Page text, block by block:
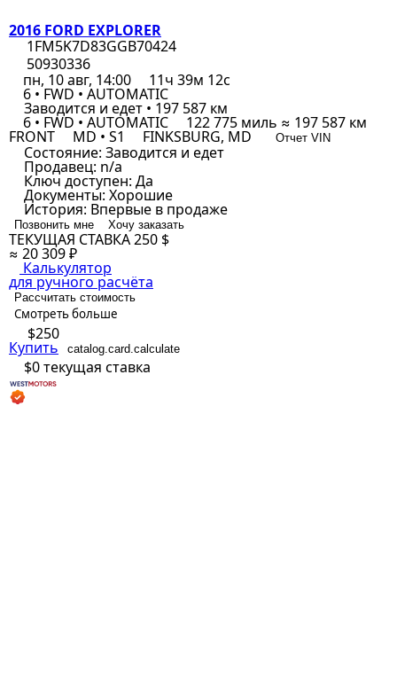
2016 FORD EXPLORER
1FM5K7D83GGB70424
50930336
пн, 10 авг, 14:00
11ч 39м 12с
6 • FWD • AUTOMATIC
Заводится и едет • 197 587 км
6 • FWD • AUTOMATIC 122 775 миль ≈ 197 587 км
FRONT MD • S1 FINKSBURG, MD Отчет VIN
Состояние: Заводится и едет
Продавец: n/a
Ключ доступен: Да
Документы: Хорошие
История: Впервые в продаже
Позвонить мне Хочу заказать
ТЕКУЩАЯ СТАВКА250 $
≈ 20 309 ₽
Калькулятор
для ручного расчёта
Рассчитать стоимость
Смотреть больше
$250
Купить catalog.card.calculate
$0текущая ставка